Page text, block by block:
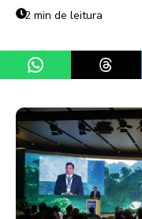
2 min de leitura
Share on WhatsApp